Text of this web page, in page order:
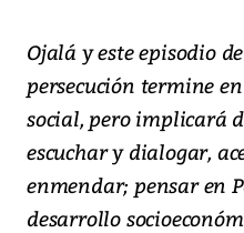
Ojalá y este episodio
persecución termine
social, pero implicará
escuchar y dialogar,
enmendar; pensar en
desarrollo